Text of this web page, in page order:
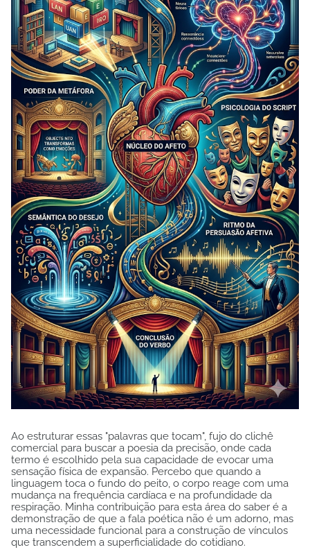
Ao estruturar essas "palavras que tocam", fujo do clichê
comercial para buscar a poesia da precisão, onde cada
termo é escolhido pela sua capacidade de evocar uma
sensação física de expansão. Percebo que quando a
linguagem toca o fundo do peito, o corpo reage com uma
mudança na frequência cardíaca e na profundidade da
respiração. Minha contribuição para esta área do saber é a
demonstração de que a fala poética não é um adorno, mas
uma necessidade funcional para a construção de vínculos
que transcendem a superficialidade do cotidiano.